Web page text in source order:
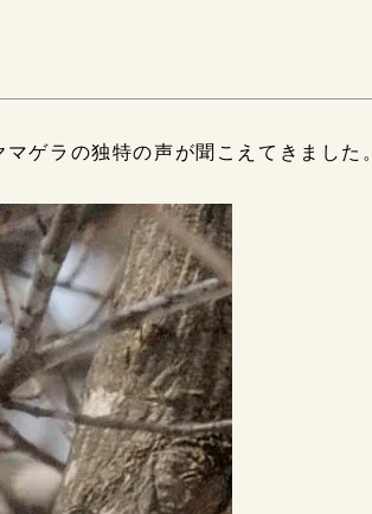
ゲラの独特の声が聞こえてきました。